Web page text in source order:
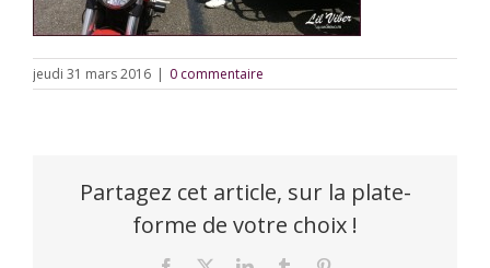
jeudi 31 mars 2016 | 0 commentaire
Partagez cet article, sur la plate-
forme de votre choix !